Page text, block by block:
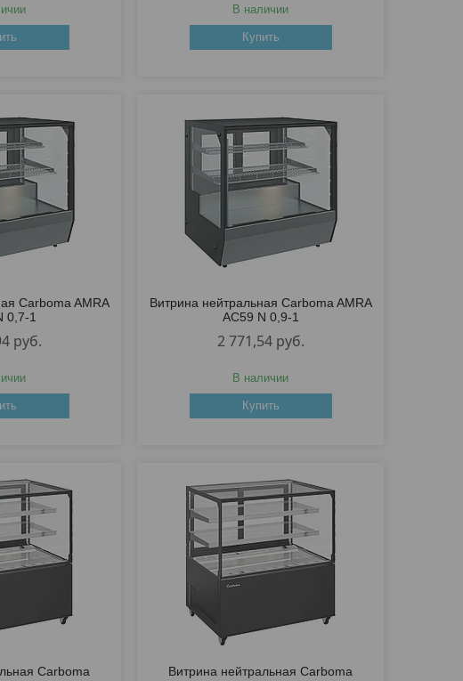
В наличии
Купить
Carboma AMRA
0,7-1
руб.
Витрина нейтральная Carboma AMRA
AC59 N 0,9-1
2 771,54 руб.
В наличии
Купить
Carboma
Витрина нейтральная Carboma